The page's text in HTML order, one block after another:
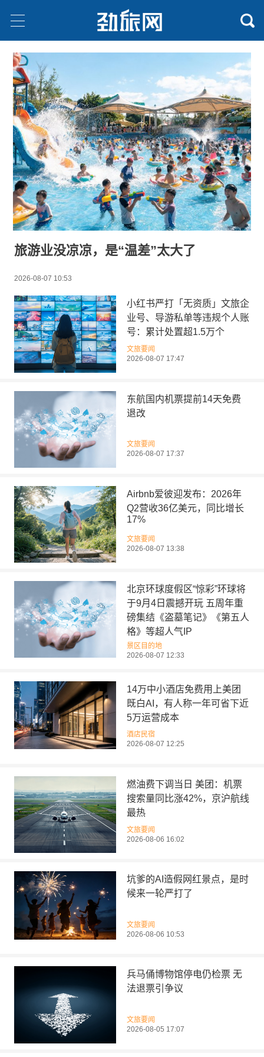
旅游业没凉凉，是“温差”太大了
2026-08-07 10:53
小红书严打「无资质」文旅企
业号、导游私单等违规个人账
号：累计处置超1.5万个
文旅要闻
2026-08-07 17:47
东航国内机票提前14天免费
退改
文旅要闻
2026-08-07 17:37
Airbnb爱彼迎发布：2026年
Q2营收36亿美元，同比增长
17%
文旅要闻
2026-08-07 13:38
北京环球度假区“惊彩”环球将
于9月4日震撼开玩 五周年重
磅集结《盗墓笔记》《第五人
格》等超人气IP
景区目的地
2026-08-07 12:33
14万中小酒店免费用上美团
既白AI，有人称一年可省下近
5万运营成本
酒店民宿
2026-08-07 12:25
燃油费下调当日 美团：机票
搜索量同比涨42%，京沪航线
最热
文旅要闻
2026-08-06 16:02
坑爹的AI造假网红景点，是时
候来一轮严打了
文旅要闻
2026-08-06 10:53
兵马俑博物馆停电仍检票 无
法退票引争议
文旅要闻
2026-08-05 17:07